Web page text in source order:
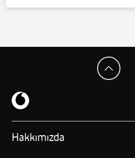
Detaylı bilgi için tıklayınız.
Hakkımızda